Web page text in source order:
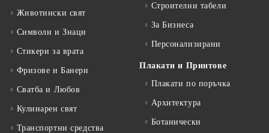
Животински свят
Символи и Знаци
Стикери за врата
Фризове и Банери
Сватба и Любов
Кулинарен свят
Транспортни средства
Строителни табели
За Бизнеса
Персонализирани
Плакати и Принтове
Плакати по поръчка
Архитектура
Ботанически